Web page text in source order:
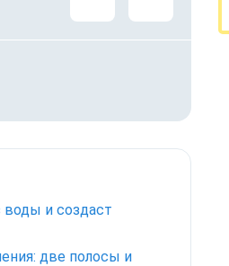
и создаст
две полосы и